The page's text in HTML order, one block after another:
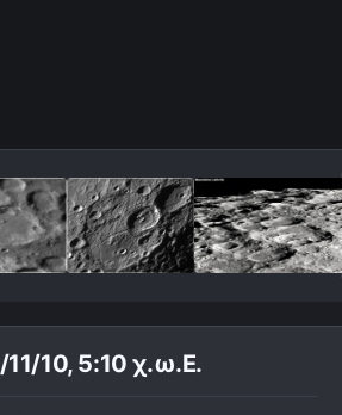
10, 5:10 χ.ω.Ε.